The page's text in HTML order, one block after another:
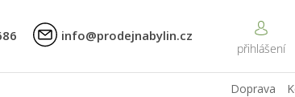
info@prodejnabylin.cz
Doprava